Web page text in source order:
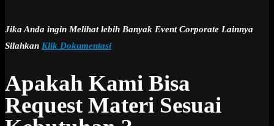
Jika Anda ingin Melihat lebih Banyak Event Corporate Lainnya
Silahkan Klik Dokumentasi
Apakah Kami Bisa
Request Materi Sesuai